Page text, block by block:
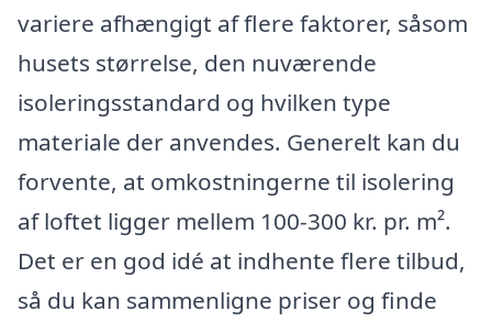
variere afhængigt af flere faktorer, såsom
husets størrelse, den nuværende
isoleringsstandard og hvilken type
materiale der anvendes. Generelt kan du
forvente, at omkostningerne til isolering
af loftet ligger mellem 100-300 kr. pr. m².
Det er en god idé at indhente flere tilbud,
så du kan sammenligne priser og finde